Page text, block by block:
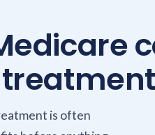
is often